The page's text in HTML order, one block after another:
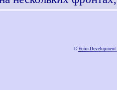
© Voon Development